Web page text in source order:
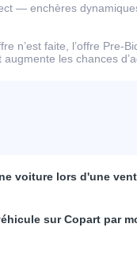
— enchères
n’est faite, l’offre Pre-
les chances
voiture lors d'une
sur Copart par